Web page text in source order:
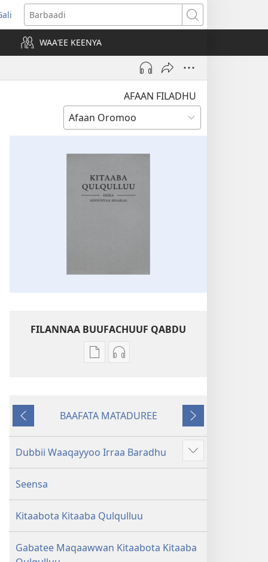
Barbaadi
WAAʼEE KEENYA
AFAAN FILADHU
FILANNAA BUUFACHUUF QABDU
Filannaawwan
Kitaaba
Hiika
Addunyaa
Filannaawwan
Kitaaba
Hiika
Addunyaa
Deebiʼi
BAAFATA MATADUREE
Itti
Fufi
Dubbii Waaqayyoo Irraa Baradhu
Dabalataan
argisiisi
Seensa
Kitaabota Kitaaba Qulqulluu
Gabatee Maqaawwan Kitaabota Kitaaba